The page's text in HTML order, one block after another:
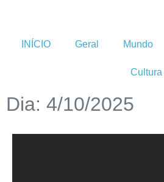
INÍCIO Geral Mundo
Cultura
Dia: 4/10/2025